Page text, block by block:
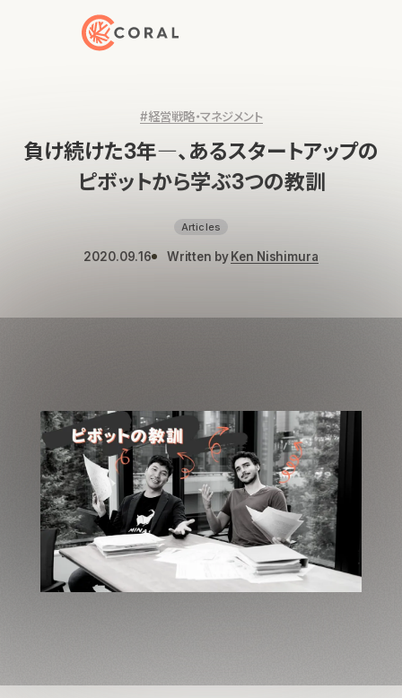
トップページへ戻る
#経営戦略・マネジメント
負け続けた3年―、あるスタートアップの
ピボットから学ぶ3つの教訓
Articles
2020.09.16 Written by Ken Nishimura